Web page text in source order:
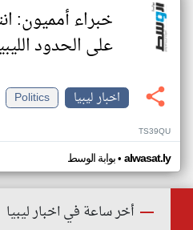
خبراء أمميون:
على الحدود
اخبار ليبيا
Politics
TS39QU
بوابة الوسط• alwasat.ly
أخر ساعة في اخبار ليبيا